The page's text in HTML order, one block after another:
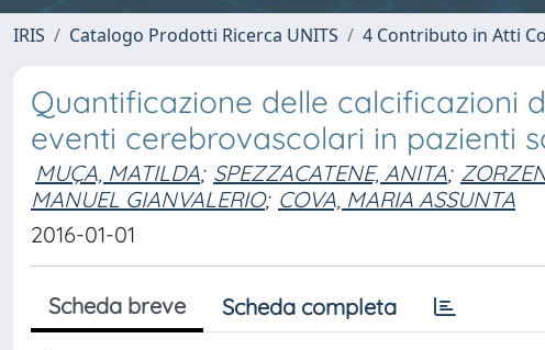
IRIS Catalogo Prodotti Ricerca UNITS 4 Contributo in Atti
Quantificazione delle calcificazioni
eventi cerebrovascolari in pazienti
MUÇA, MATILDA; SPEZZACATENE, ANITA;
MANUEL GIANVALERIO; COVA, MARIA ASSUNTA
2016-01-01
Scheda breve Scheda completa